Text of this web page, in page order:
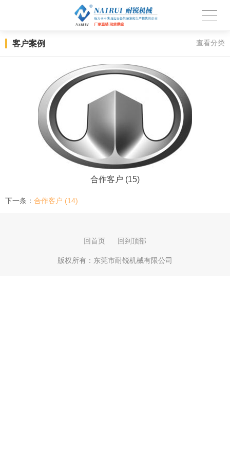
客户案例 查看分类
合作客户 (15)
下一条： 合作客户 (14)
回首页 回到顶部
版权所有： 东莞市耐锐机械有限公司